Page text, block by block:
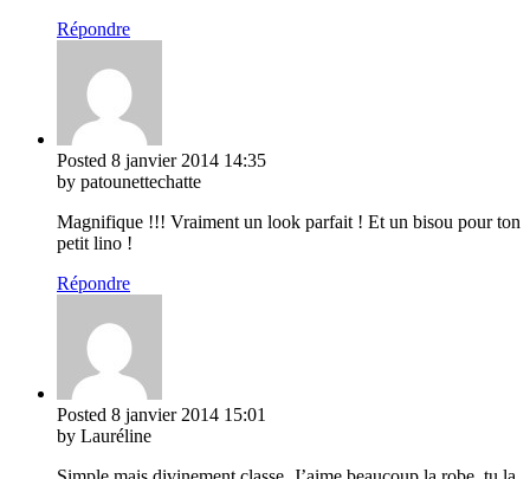
Répondre
Posted 8 janvier 2014 14:35
by patounettechatte
Magnifique !!! Vraiment un look parfait ! Et un bisou pour ton
petit lino !
Répondre
Posted 8 janvier 2014 15:01
by Lauréline